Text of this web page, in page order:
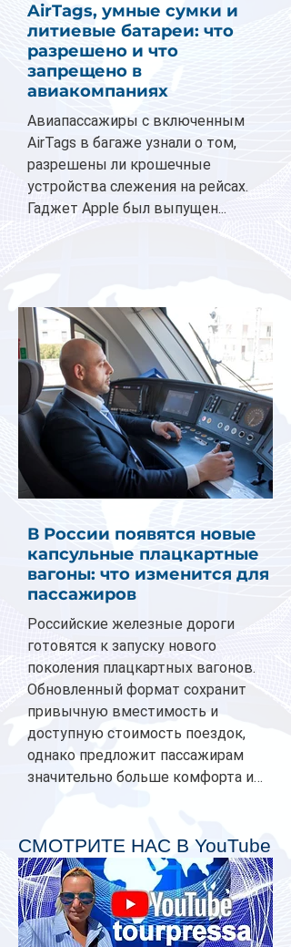
AirTags, умные сумки и
литиевые батареи: что
разрешено и что
запрещено в
авиакомпаниях
Авиапассажиры с включенным
AirTags в багаже узнали о том,
разрешены ли крошечные
устройства слежения на рейсах.
Гаджет Apple был выпущен...
В России появятся новые
капсульные плацкартные
вагоны: что изменится для
пассажиров
Российские железные дороги
готовятся к запуску нового
поколения плацкартных вагонов.
Обновленный формат сохранит
привычную вместимость и
доступную стоимость поездок,
однако предложит пассажирам
значительно больше комфорта и
планируется начать в 2027 году.
Одним из главных нововведений
станут индивидуальные шторки у
каждого спального места. Они
позволят пассажирам закрыть свою
СМОТРИТЕ НАС В YouTube